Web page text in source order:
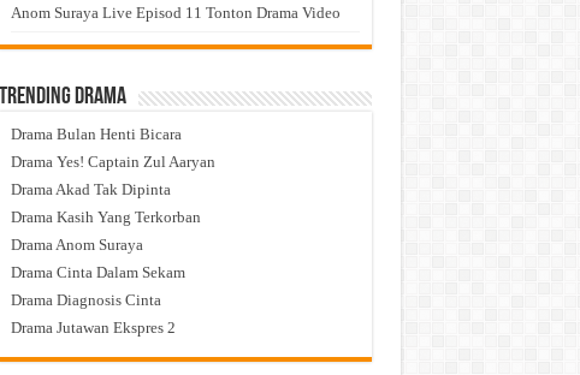
Anom Suraya Live Episod 11 Tonton Drama Video
Trending Drama
Drama Bulan Henti Bicara
Drama Yes! Captain Zul Aaryan
Drama Akad Tak Dipinta
Drama Kasih Yang Terkorban
Drama Anom Suraya
Drama Cinta Dalam Sekam
Drama Diagnosis Cinta
Drama Jutawan Ekspres 2